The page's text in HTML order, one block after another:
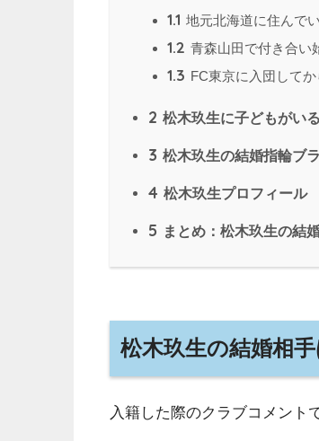
1.1 地元北海道に住んで
1.2 青森山田で付き合い
1.3 FC東京に入団して
2 松木玖生に子どもがい
3 松木玖生の結婚指輪ブ
4 松木玖生プロフィール
5 まとめ：松木玖生の結
松木玖生の結婚相
入籍した際のクラブコメント